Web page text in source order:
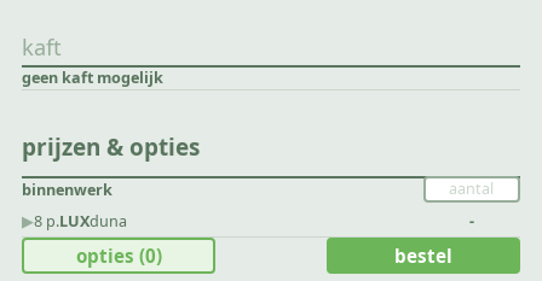
kaft
geen kaft mogelijk
prijzen & opties
binnenwerk
▶︎8 p.LUXduna -
opties (0) bestel